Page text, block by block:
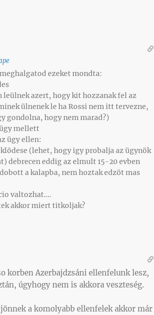
ezeket mondta:
leülnek azert, hogy kit hozzanak fel az
ülnenek le ha Rossi nem itt tervezne,
gondolna, hogy nem marad?)
mellett
ügy ellen:
(lehet, hogy igy probalja az ügynök
debrecen eddig az elmult 15-20 evben
a kalapba, nem hoztak edzöt mas
valtozhat….
akkor miert titkoljak?
korben Azerbajdzsáni ellenfelunk lesz,
úgyhogy nem is akkora veszteség.
a komolyabb ellenfelek akkor már